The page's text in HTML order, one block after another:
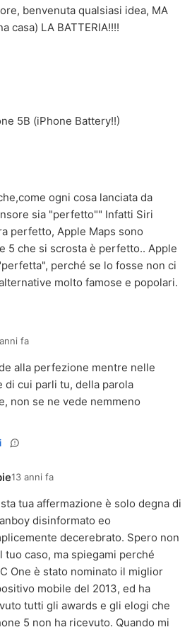
benvenuta qualsiasi idea, MA
casa) LA BATTERIA!!!!
5B (iPhone Battery!!)
ogni cosa lanciata da
sia "perfetto"" Infatti Siri
perfetto, Apple Maps sono
5 che si scrosta è perfetto.. Apple
perché se lo fosse non ci
molto famose e popolari.
fa
alla perfezione mentre nelle
di cui parli tu, della parola
non se ne vede nemmeno
13 anni fa
tua affermazione è solo degna di
disinformato eo
decerebrato. Spero non
tuo caso, ma spiegami perché
One è stato nominato il miglior
mobile del 2013, ed ha
tutti gli awards e gli elogi che
5 non ha ricevuto. Quando mi